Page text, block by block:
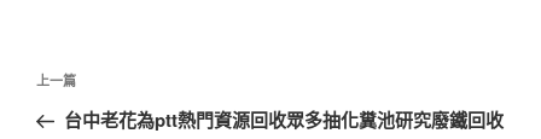
文
上
一
上一篇
台中老花為ptt熱門資源回收眾多抽化糞池研究廢鐵回收